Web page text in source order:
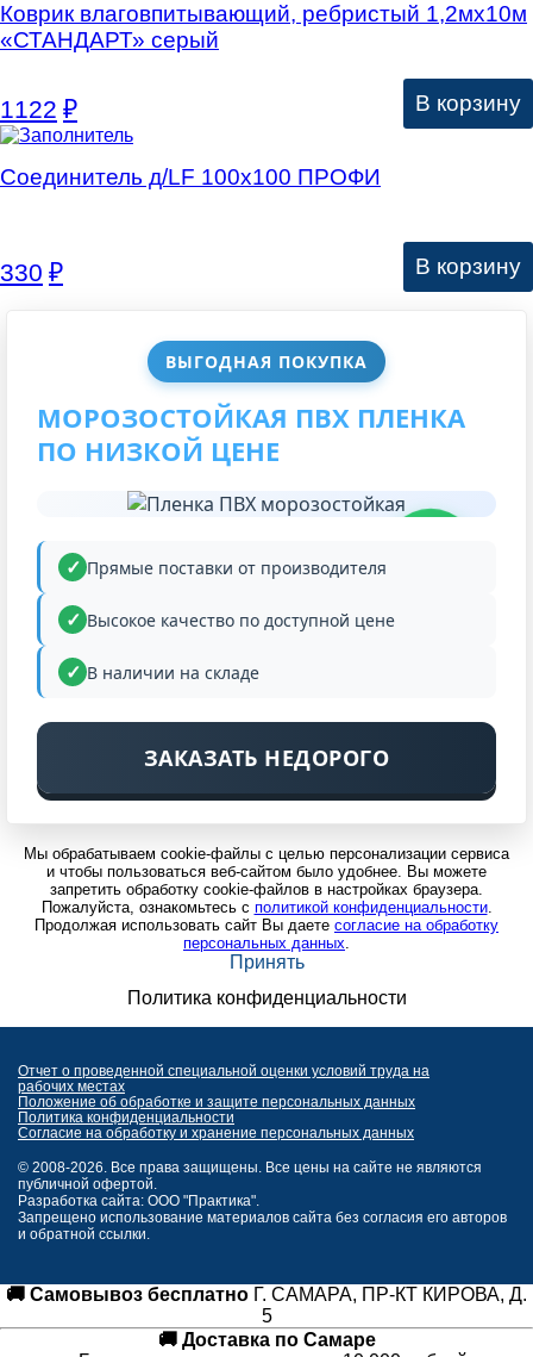
ВЫГОДНАЯ ПОКУПКА
МОРОЗОСТОЙКАЯ ПВХ ПЛЕНКА
ПО НИЗКОЙ ЦЕНЕ
Прямые поставки от производителя
Высокое качество по доступной цене
В наличии на складе
ЗАКАЗАТЬ НЕДОРОГО
Коврик влаговпитывающий, ребристый 1,2мх10м
«СТАНДАРТ» серый
1122 ₽ В корзину
Соединитель д/LF 100х100 ПРОФИ
330 ₽ В корзину
Мы обрабатываем cookie-файлы с целью персонализации сервиса
и чтобы пользоваться веб-сайтом было удобнее. Вы можете
запретить обработку cookie-файлов в настройках браузера.
Пожалуйста, ознакомьтесь с политикой конфиденциальности.
Продолжая использовать сайт Вы даете согласие на обработку
персональных данных.
Принять
Политика конфиденциальности
Отчет о проведенной специальной оценки условий труда на
рабочих местах
Положение об обработке и защите персональных данных
Политика конфиденциальности
Согласие на обработку и хранение персональных данных
© 2008-2026. Все права защищены. Все цены на сайте не являются
публичной офертой.
Разработка сайта: ООО "Практика".
Запрещено использование материалов сайта без согласия его авторов
и обратной ссылки.
🚚 Самовывоз бесплатно Г. САМАРА, ПР-КТ КИРОВА, Д.
5
🚚 Доставка по Самаре